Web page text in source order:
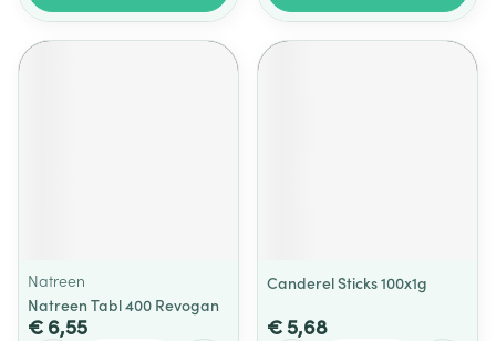
Natreen
Natreen Tabl 400 Revogan
€ 6,55
Canderel Sticks 100x1g
€ 5,68